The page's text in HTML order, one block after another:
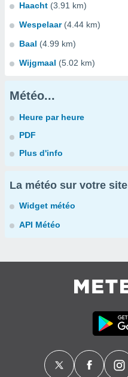
Haacht (3.91 km)
Wespelaar (4.44 km)
Baal (4.99 km)
Wijgmaal (5.02 km)
Météo...
Heure par heure
PDF
Plus d'info
La météo sur votre site
Widget météo
API Météo